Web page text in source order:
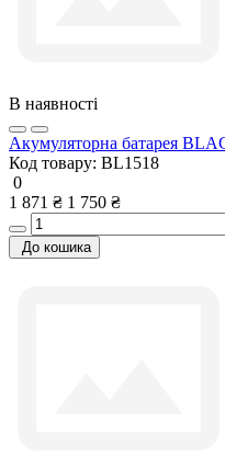
В наявності
Акумуляторна батарея
Код товару: BL1518
0
1 871 ₴ 1 750 ₴
До кошика